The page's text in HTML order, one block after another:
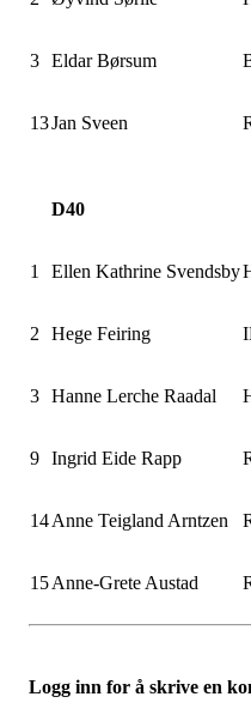
3 Eldar Børsum
13Jan Sveen
D40
1 Ellen Kathrine Svendsby
2 Hege Feiring
3 Hanne Lerche Raadal
9 Ingrid Eide Rapp
14Anne Teigland Arntzen
15Anne-Grete Austad
Logg inn for å skrive en